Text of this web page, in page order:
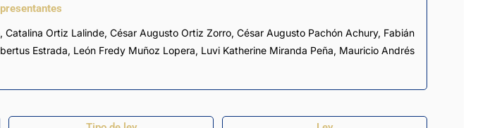
, Catalina Ortiz Lalinde, César Augusto Ortiz Zorro, César Augusto Pachón Achury, Fabián
Estrada, León Fredy Muñoz Lopera, Luvi Katherine Miranda Peña, Mauricio Andrés